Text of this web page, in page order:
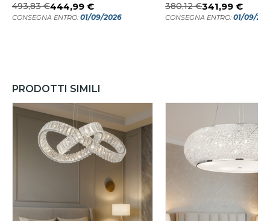
493,83 €444,99 €
CONSEGNA ENTRO: 01/09/2026
380,12 €341,99 €
CONSEGNA ENTRO: 01/09/
PRODOTTI SIMILI